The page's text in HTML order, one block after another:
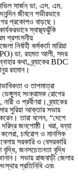
সার্জন ডা. এস. এম.
জীবনে গভীরভাবে
প্রকোপও বাড়ছে।
স্বাস্থ্যঝুঁকি
প্রশংসনীয়
কর্মকর্তা মারিয়া
ডা. রহমত আলী, সদর
কথা, ব্র্যাকের BDC
রহমান।
ও তাপমাত্রা
ডেঙ্গুসহ সংক্রামক রোগের
ও প্রবীণরা। ব্র্যাকের
সুরিয়া আক্তার সভায়
তারা বলেন, “দেশে
জনগোষ্ঠী। খরা, বন্যা
চর্মরোগ ও মানসিক
সরকারি ও বেসরকারি
বৃদ্ধি, জনসচেতনতা বৃদ্ধি
সভায় রাজবাড়ী জেলার
প্রতিনিধি এবং